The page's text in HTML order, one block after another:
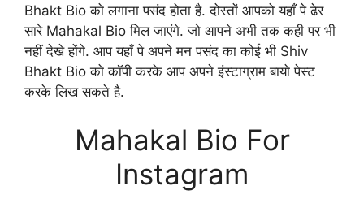
Bhakt Bio को लगाना पसंद होता है. दोस्तों आपको यहाँ पे ढेर
सारे Mahakal Bio मिल जाएंगे. जो आपने अभी तक कही पर भी
नहीं देखे होंगे. आप यहाँ पे अपने मन पसंद का कोई भी Shiv
Bhakt Bio को कॉपी करके आप अपने इंस्टाग्राम बायो पेस्ट
करके लिख सकते है.
Mahakal Bio For
Instagram